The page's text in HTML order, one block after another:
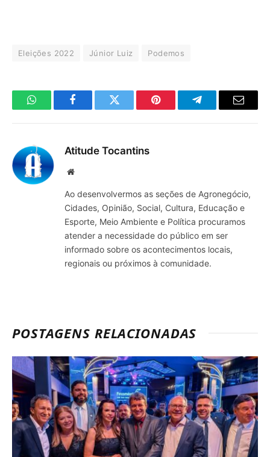
Eleições 2022 Júnior Luiz Podemos
WhatsAppFacebookTwitter Pinterest TelegramaE-
Atitude Tocantins
Site
Ao desenvolvermos as seções de Agronegócio,
Cidades, Opinião, Social, Cultura, Educação e
Esporte, Meio Ambiente e Política procuramos
atender a necessidade do público em ser
informado sobre os acontecimentos locais,
regionais ou próximos à comunidade.
POSTAGENS RELACIONADAS